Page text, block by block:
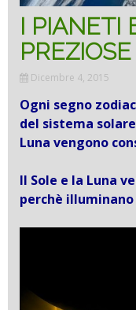
I PIANETI
PREZIOSE
Dicembre 4, 2015
Ogni segno
del sistema
Luna vengono
Il Sole e la Luna
perchè